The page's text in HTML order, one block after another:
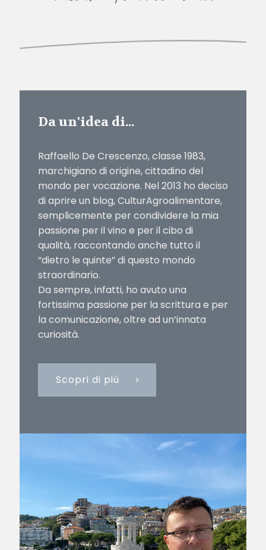
Da un'idea di...
Raffaello De Crescenzo, classe 1983,
marchigiano di origine, cittadino del
mondo per vocazione. Nel 2013 ho deciso
di aprire un blog, CulturAgroalimentare,
semplicemente per condividere la mia
passione per il vino e per il cibo di
qualità, raccontando anche tutto il
“dietro le quinte” di questo mondo
straordinario.
Da sempre, infatti, ho avuto una
fortissima passione per la scrittura e per
la comunicazione, oltre ad un’innata
curiosità.
Scopri di più